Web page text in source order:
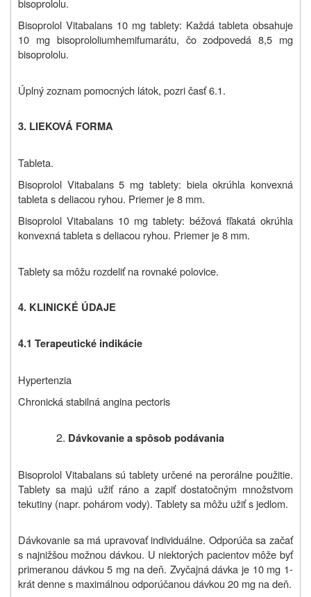
bisoprololu.
Bisoprolol Vitabalans 10 mg tablety: Každá tableta obsahuje
10 mg bisoprololiumhemifumarátu, čo zodpovedá 8,5 mg
bisoprololu.
Úplný zoznam pomocných látok, pozri časť 6.1.
3. LIEKOVÁ FORMA
Tableta.
Bisoprolol Vitabalans 5 mg tablety: biela okrúhla konvexná
tableta s deliacou ryhou. Priemer je 8 mm.
Bisoprolol Vitabalans 10 mg tablety: béžová fľakatá okrúhla
konvexná tableta s deliacou ryhou. Priemer je 8 mm.
Tablety sa môžu rozdeliť na rovnaké polovice.
4. KLINICKÉ ÚDAJE
4.1 Terapeutické indikácie
Hypertenzia
Chronická stabilná angina pectoris
Dávkovanie a spôsob podávania
Bisoprolol Vitabalans sú tablety určené na perorálne použitie.
Tablety sa majú užiť ráno a zapiť dostatočným množstvom
tekutiny (napr. pohárom vody). Tablety sa môžu užiť s jedlom.
Dávkovanie sa má upravovať individuálne. Odporúča sa začať
s najnižšou možnou dávkou. U niektorých pacientov môže byť
primeranou dávkou 5 mg na deň. Zvyčajná dávka je 10 mg 1-
krát denne s maximálnou odporúčanou dávkou 20 mg na deň.